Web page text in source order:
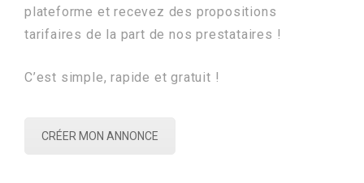
plateforme et recevez des propositions
tarifaires de la part de nos prestataires !
C’est simple, rapide et gratuit !
CRÉER MON ANNONCE